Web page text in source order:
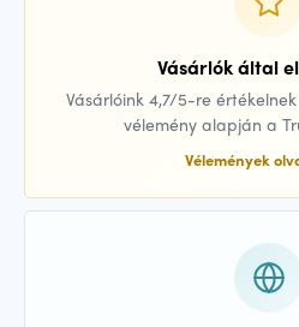
Vásárlók által
Vásárlóink 4,7/5-re
vélemény alapján a
Vélemények